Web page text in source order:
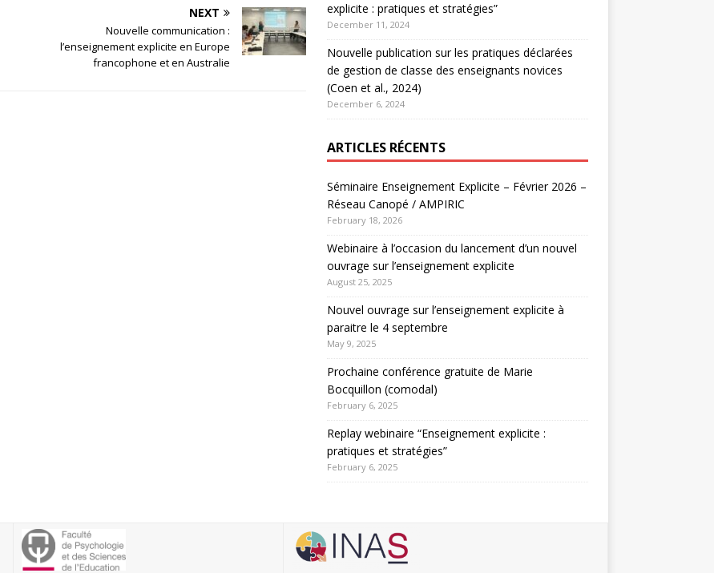
NEXT
Nouvelle communication :
l’enseignement explicite en Europe
francophone et en Australie
explicite : pratiques et stratégies”
December 11, 2024
Nouvelle publication sur les pratiques déclarées
de gestion de classe des enseignants novices
(Coen et al., 2024)
December 6, 2024
ARTICLES RÉCENTS
Séminaire Enseignement Explicite – Février 2026 –
Réseau Canopé / AMPIRIC
February 18, 2026
Webinaire à l’occasion du lancement d’un nouvel
ouvrage sur l’enseignement explicite
August 25, 2025
Nouvel ouvrage sur l’enseignement explicite à
paraitre le 4 septembre
May 9, 2025
Prochaine conférence gratuite de Marie
Bocquillon (comodal)
February 6, 2025
Replay webinaire “Enseignement explicite :
pratiques et stratégies”
February 6, 2025